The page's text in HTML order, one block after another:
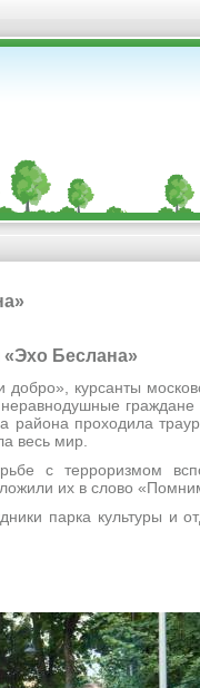
«Эхо Беслана»
курсанты
граждане
района проходила
весь мир.
их в слово
парка культуры и